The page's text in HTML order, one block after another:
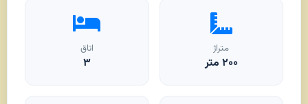
متراژ
۲۰۰ متر
اتاق
۳